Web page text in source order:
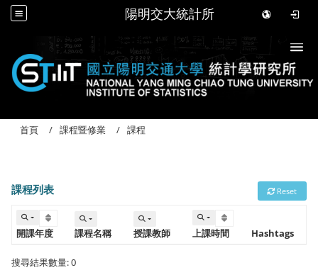
陽明交大統計所
首頁 課程暨修業 課程
課程列表 Reset
開課年度 課程名稱 授課教師 上課時間 Hashtags
搜尋結果數量: 0